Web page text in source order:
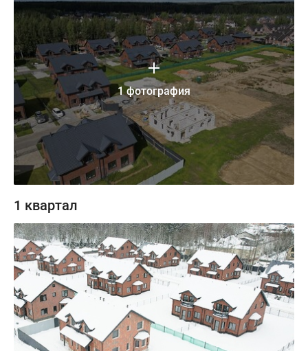
1 фотография
1 квартал